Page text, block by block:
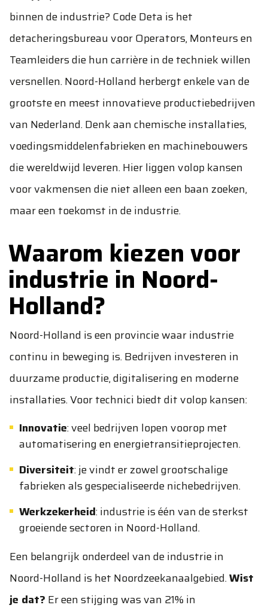
binnen de industrie? Code Deta is het
detacheringsbureau voor Operators, Monteurs en
Teamleiders die hun carrière in de techniek willen
versnellen. Noord-Holland herbergt enkele van de
grootste en meest innovatieve productiebedrijven
van Nederland. Denk aan chemische installaties,
voedingsmiddelenfabrieken en machinebouwers
die wereldwijd leveren. Hier liggen volop kansen
voor vakmensen die niet alleen een baan zoeken,
maar een toekomst in de industrie.
Waarom kiezen voor
industrie in Noord-
Holland?
Noord-Holland is een provincie waar industrie
continu in beweging is. Bedrijven investeren in
duurzame productie, digitalisering en moderne
installaties. Voor technici biedt dit volop kansen:
Innovatie: veel bedrijven lopen voorop met
automatisering en energietransitieprojecten.
Diversiteit: je vindt er zowel grootschalige
fabrieken als gespecialiseerde nichebedrijven.
Werkzekerheid: industrie is één van de sterkst
groeiende sectoren in Noord-Holland.
Een belangrijk onderdeel van de industrie in
Noord-Holland is het Noordzeekanaalgebied.Wist
je dat? Er een stijging was van 21% in